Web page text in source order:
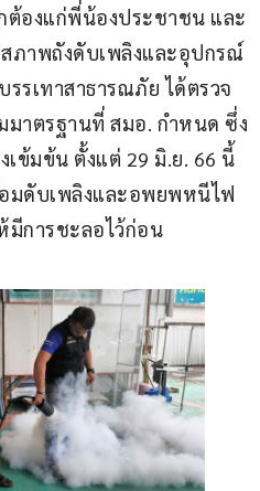
ต้องแก่พี่น้องประชาชน และ
ภาพถังดับเพลิงและอุปกรณ์
รเทาสาธารณภัย ได้ตรวจ
าตรฐานที่ สมอ. กำหนด ซึ่ง
ข้มข้น ตั้งแต่ 29 มิ.ย. 66 นี้
มดับเพลิงและอพยพหนีไฟ
มีการชะลอไว้ก่อน